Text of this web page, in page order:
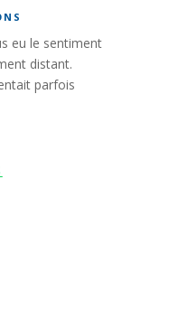
eu le sentiment
distant.
parfois